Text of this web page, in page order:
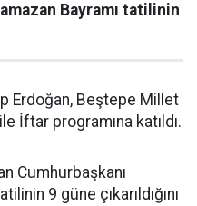
Bayramı tatilinin
Erdoğan, Beştepe Millet
İftar programına katıldı.
Cumhurbaşkanı
9 güne çıkarıldığını